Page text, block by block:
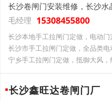
长沙卷闸门安装维修，长沙
毛经理 15308455800
长沙本地手工拉闸门定做，电动
长沙市手工拉闸门定做，全品类
宁乡手工拉闸门定做，抵御大风
长沙鑫旺达卷闸门厂